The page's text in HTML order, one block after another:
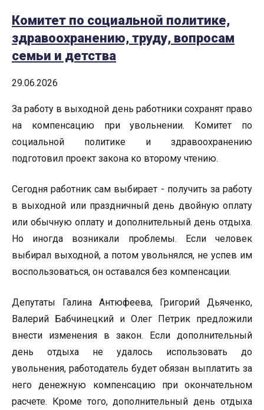
Комитет по социальной политике,
здравоохранению, труду, вопросам
семьи и детства
29.06.2026
За работу в выходной день работники сохранят право
на компенсацию при увольнении. Комитет по
социальной политике и здравоохранению
подготовил проект закона ко второму чтению.
Сегодня работник сам выбирает - получить за работу
в выходной или праздничный день двойную оплату
или обычную оплату и дополнительный день отдыха.
Но иногда возникали проблемы. Если человек
выбирал выходной, а потом увольнялся, не успев им
воспользоваться, он оставался без компенсации.
Депутаты Галина Антюфеева, Григорий Дьяченко,
Валерий Бабчинецкий и Олег Петрик предложили
внести изменения в закон. Если дополнительный
день отдыха не удалось использовать до
увольнения, работодатель будет обязан выплатить за
него денежную компенсацию при окончательном
расчете. Кроме того, дополнительный день отдыха